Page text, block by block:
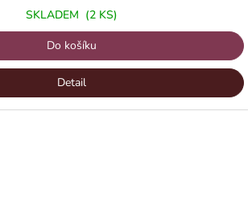
SKLADEM (2 KS)
Do košíku
Detail